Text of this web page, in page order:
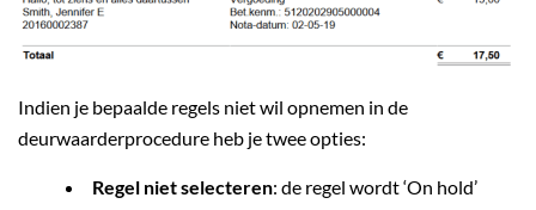
Indien je bepaalde regels niet wil opnemen in de
deurwaarderprocedure heb je twee opties:
Regel niet selecteren: de regel wordt ‘On hold’